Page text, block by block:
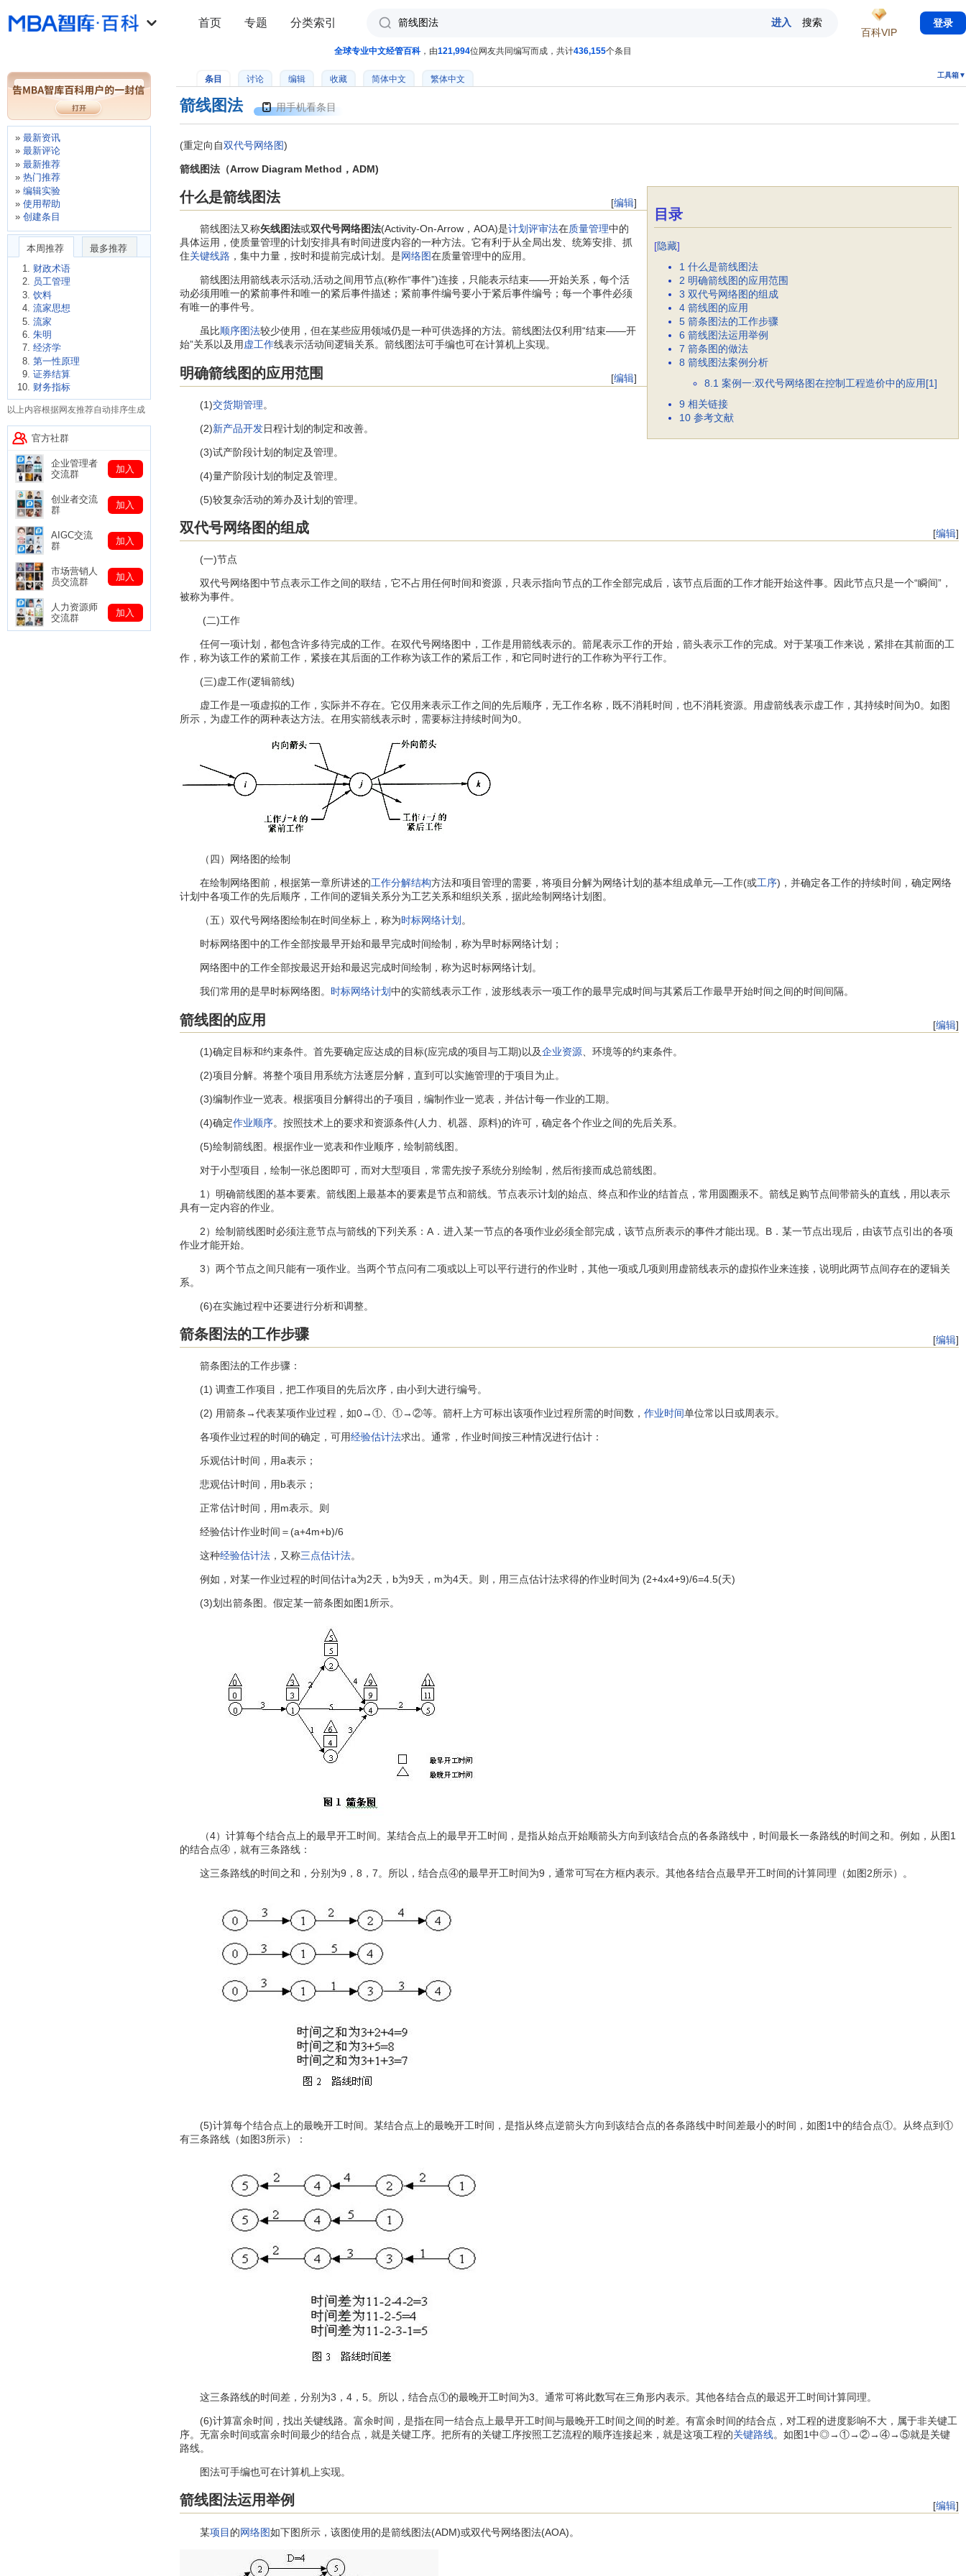
全球专业中文经管百科 ，由121,994位网友共同编写而成，共计436,155个条目
条目 讨论 编辑 收藏 简体中文 繁体中文 工具箱▼
箭线图法 用手机看条目
(重定向自双代号网络图)
箭线图法（Arrow Diagram Method，ADM)
目录
[隐藏]
1 什么是箭线图法
2 明确箭线图的应用范围
3 双代号网络图的组成
4 箭线图的应用
5 箭条图法的工作步骤
6 箭线图法运用举例
7 箭条图的做法
8 箭线图法案例分析
8.1 案例一:双代号网络图在控制工程造价中的应用[1]
9 相关链接
10 参考文献
[编辑]
什么是箭线图法
箭线图法又称矢线图法或双代号网络图法(Activity-On-Arrow，AOA)是计划评审法在质量管理中的
具体运用，使质量管理的计划安排具有时间进度内容的一种方法。它有利于从全局出发、统筹安排、抓
住关键线路 ，集中力量，按时和提前完成计划。是网络图在质量管理中的应用。
箭线图法用箭线表示活动,活动之间用节点(称作“事件”)连接，只能表示结束——开始关系，每个活
动必须用唯一的紧前事件和唯一的紧后事件描述；紧前事件编号要小于紧后事件编号；每一个事件必须
有唯一的事件号。
虽比顺序图法较少使用，但在某些应用领域仍是一种可供选择的方法。箭线图法仅利用“结束——开
始”关系以及用虚工作线表示活动间逻辑关系。箭线图法可手编也可在计算机上实现。
[编辑]
明确箭线图的应用范围
(1)交货期管理。
(2)新产品开发日程计划的制定和改善。
(3)试产阶段计划的制定及管理。
(4)量产阶段计划的制定及管理。
(5)较复杂活动的筹办及计划的管理。
[编辑]
双代号网络图的组成
(一)节点
双代号网络图中节点表示工作之间的联结，它不占用任何时间和资源，只表示指向节点的工作全部完成后，该节点后面的工作才能开始这件事。因此节点只是一个“瞬间”，
被称为事件。
(二)工作
任何一项计划，都包含许多待完成的工作。在双代号网络图中，工作是用箭线表示的。箭尾表示工作的开始，箭头表示工作的完成。对于某项工作来说，紧排在其前面的工
作，称为该工作的紧前工作，紧接在其后面的工作称为该工作的紧后工作，和它同时进行的工作称为平行工作。
(三)虚工作(逻辑箭线)
虚工作是一项虚拟的工作，实际并不存在。它仅用来表示工作之间的先后顺序，无工作名称，既不消耗时间，也不消耗资源。用虚箭线表示虚工作，其持续时间为0。如图
所示，为虚工作的两种表达方法。在用实箭线表示时，需要标注持续时间为0。
（四）网络图的绘制
在绘制网络图前，根据第一章所讲述的工作分解结构方法和项目管理的需要，将项目分解为网络计划的基本组成单元—工作(或工序)，并确定各工作的持续时间，确定网络
计划中各项工作的先后顺序，工作间的逻辑关系分为工艺关系和组织关系，据此绘制网络计划图。
（五）双代号网络图绘制在时间坐标上，称为时标网络计划 。
时标网络图中的工作全部按最早开始和最早完成时间绘制，称为早时标网络计划；
网络图中的工作全部按最迟开始和最迟完成时间绘制，称为迟时标网络计划。
我们常用的是早时标网络图。 时标网络计划中的实箭线表示工作，波形线表示一项工作的最早完成时间与其紧后工作最早开始时间之间的时间间隔。
[编辑]
箭线图的应用
(1)确定目标和约束条件。首先要确定应达成的目标(应完成的项目与工期)以及企业资源 、环境等的约束条件。
(2)项目分解。将整个项目用系统方法逐层分解，直到可以实施管理的于项目为止。
(3)编制作业一览表。根据项目分解得出的子项目，编制作业一览表，并估计每一作业的工期。
(4)确定作业顺序。按照技术上的要求和资源条件(人力、机器、原料)的许可，确定各个作业之间的先后关系。
(5)绘制箭线图。根据作业一览表和作业顺序，绘制箭线图。
对于小型项目，绘制一张总图即可，而对大型项目，常需先按子系统分别绘制，然后衔接而成总箭线图。
1）明确箭线图的基本要素。箭线图上最基本的要素是节点和箭线。节点表示计划的始点、终点和作业的结首点，常用圆圈汞不。箭线足购节点间带箭头的直线，用以表示
具有一定内容的作业。
2）绘制箭线图时必须注意节点与箭线的下列关系：A．进入某一节点的各项作业必须全部完成，该节点所表示的事件才能出现。B．某一节点出现后，由该节点引出的各项
作业才能开始。
3）两个节点之间只能有一项作业。当两个节点问有二项或以上可以平行进行的作业时，其他一项或几项则用虚箭线表示的虚拟作业来连接，说明此两节点间存在的逻辑关
系。
(6)在实施过程中还要进行分析和调整。
[编辑]
箭条图法的工作步骤
箭条图法的工作步骤：
(1) 调查工作项目，把工作项目的先后次序，由小到大进行编号。
(2) 用箭条→代表某项作业过程，如0→①、①→②等。箭杆上方可标出该项作业过程所需的时间数， 作业时间单位常以日或周表示。
各项作业过程的时间的确定，可用经验估计法求出。通常，作业时间按三种情况进行估计：
乐观估计时间，用a表示；
悲观估计时间，用b表示；
正常估计时间，用m表示。则
经验估计作业时间＝(a+4m+b)/6
这种经验估计法 ，又称三点估计法。
例如，对某一作业过程的时间估计a为2天，b为9天，m为4天。则，用三点估计法求得的作业时间为 (2+4x4+9)/6=4.5(天)
(3)划出箭条图。假定某一箭条图如图1所示。
（4）计算每个结合点上的最早开工时间。某结合点上的最早开工时间，是指从始点开始顺箭头方向到该结合点的各条路线中，时间最长一条路线的时间之和。例如，从图1
的结合点④，就有三条路线：
这三条路线的时间之和，分别为9，8，7。所以，结合点④的最早开工时间为9，通常可写在方框内表示。其他各结合点最早开工时间的计算同理（如图2所示）。
(5)计算每个结合点上的最晚开工时间。某结合点上的最晚开工时间，是指从终点逆箭头方向到该结合点的各条路线中时间差最小的时间，如图1中的结合点①。从终点到①
有三条路线（如图3所示）：
这三条路线的时间差，分别为3，4，5。所以，结合点①的最晚开工时间为3。通常可将此数写在三角形内表示。其他各结合点的最迟开工时间计算同理。
(6)计算富余时间，找出关键线路。富余时间，是指在同一结合点上最早开工时间与最晚开工时间之间的时差。有富余时间的结合点，对工程的进度影响不大，属于非关键工
序。无富余时间或富余时间最少的结合点，就是关键工序。把所有的关键工序按照工艺流程的顺序连接起来，就是这项工程的关键路线。如图1中◎→①→②→④→⑤就是关键
路线。
图法可手编也可在计算机上实现。
[编辑]
箭线图法运用举例
某项目 的网络图如下图所示，该图使用的是箭线图法(ADM)或双代号网络图法(AOA)。
首页 专题 分类索引
百科VIP
登录
最新资讯
最新评论
最新推荐
热门推荐
编辑实验
使用帮助
创建条目
本周推荐
最多推荐
财政术语
员工管理
饮料
流家思想
流家
朱明
经济学
第一性原理
证券结算
财务指标
以上内容根据网友推荐自动排序生成
官方社群
企业管理者
交流群
加入
创业者交流
群
加入
AIGC交流
群
加入
市场营销人
员交流群
加入
人力资源师
交流群
加入